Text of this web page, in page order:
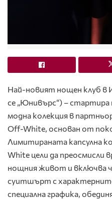
Най-новият нощен клуб в
се „Юнивърс“) –
модна колекция в
Off-White, основан от
Лимитираната капсулна
White цели да преосмисли
нощния живот и включва
суитшърт с
специална графика,